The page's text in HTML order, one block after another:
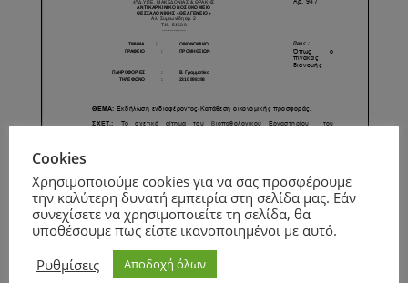
Cookies
Χρησιμοποιούμε cookies για να σας προσφέρουμε
την καλύτερη δυνατή εμπειρία στη σελίδα μας. Εάν
συνεχίσετε να χρησιμοποιείτε τη σελίδα, θα
υποθέσουμε πως είστε ικανοποιημένοι με αυτό.
Ρυθμίσεις
Αποδοχή όλων